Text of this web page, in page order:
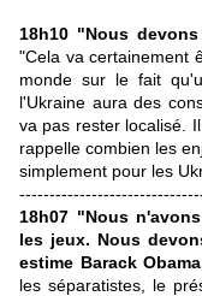
18h10 "Nous
"Cela va certainement
monde sur le fait
l'Ukraine aura des
va pas rester localisé.
rappelle combien les
simplement pour les
18h07 "Nous
les jeux. Nous
estime Barack
les séparatistes, le